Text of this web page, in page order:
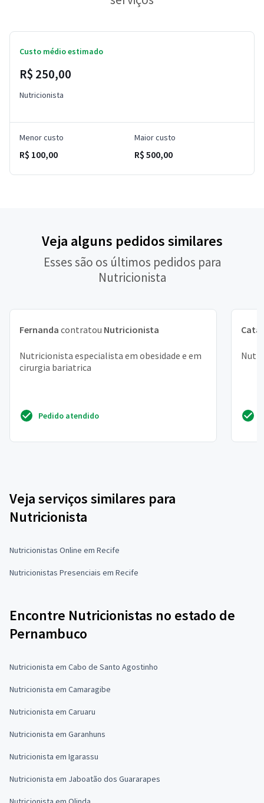
Custo médio estimado
R$ 250,00
Nutricionista
Menor custo
R$ 100,00
Maior custo
R$ 500,00
Veja alguns pedidos similares
Esses são os últimos pedidos para
Nutricionista
Fernanda contratou Nutricionista
Nutricionista especialista em obesidade e em
cirurgia bariatrica
Pedido atendido
Veja serviços similares para
Nutricionista
Nutricionistas Online em Recife
Nutricionistas Presenciais em Recife
Encontre Nutricionistas no estado de
Pernambuco
Nutricionista em Cabo de Santo Agostinho
Nutricionista em Camaragibe
Nutricionista em Caruaru
Nutricionista em Garanhuns
Nutricionista em Igarassu
Nutricionista em Jaboatão dos Guararapes